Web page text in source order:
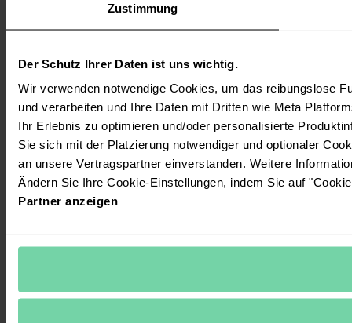
Zustimmung
Der Schutz Ihrer Daten ist uns wichtig.
Wir verwenden notwendige Cookies, um das reibungslose
und verarbeiten und Ihre Daten mit Dritten wie Meta
Ihr Erlebnis zu optimieren und/oder personalisierte
Sie sich mit der Platzierung notwendiger und optionaler
an unsere Vertragspartner einverstanden. Weitere
Ändern Sie Ihre Cookie-Einstellungen, indem Sie auf
Partner anzeigen